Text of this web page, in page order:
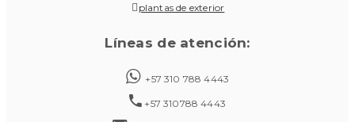
plantas de exterior
Líneas de atención:
+57 310 788 4443
+57 310788 4443